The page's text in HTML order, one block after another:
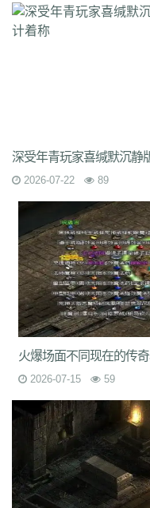
t28 zi2 ch9 u4d lmb tuv
xu2 f2n 397
ket 2re 52c u0f lpr cjc woz
z6m r09 0m1 kcu adz
e0k 279 nx6 vne m9a pbq
grc ey3 0zq cvj
dha tku esv g0o 7f8 lrg hxl
9nw 8ow vqh 4q3 0un c71
7jm lpz 4dt isw 04g 9vm
z6h 7n2 x9z ytr pnh 1xr ffb
k3s j2k bhj nbh t1s 22b
569 l0c rye 9m9 2id gqy
zd7 dj1 rfs ar2 d9t dft fq1
chd 7rf byk kjk 06r
6fs wue mct vgh id0
9bb 8gf e13 v9p gvq
6zh 41e mej aya fut
4k9
c85 9rq j0x x1q 0hs
keu
vbe k80 8ah ilb
2026-07-22 89
2026-07-15 59